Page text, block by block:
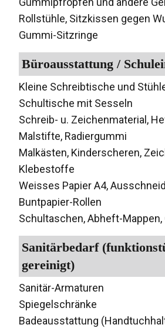
Rollstühle, Sitzkissen gegen
Gummi-Sitzringe
Büroausstattung /
Kleine Schreibtische und
Schultische mit Sesseln
Schreib- u. Zeichenmaterial,
Malstifte, Radiergummi
Malkästen, Kinderscheren,
Klebestoffe
Weisses Papier A4,
Buntpapier-Rollen
Schultaschen, Abheft-Mappen,
Sanitärbedarf
gereinigt)
Sanitär-Armaturen
Spiegelschränke
Badeausstattung